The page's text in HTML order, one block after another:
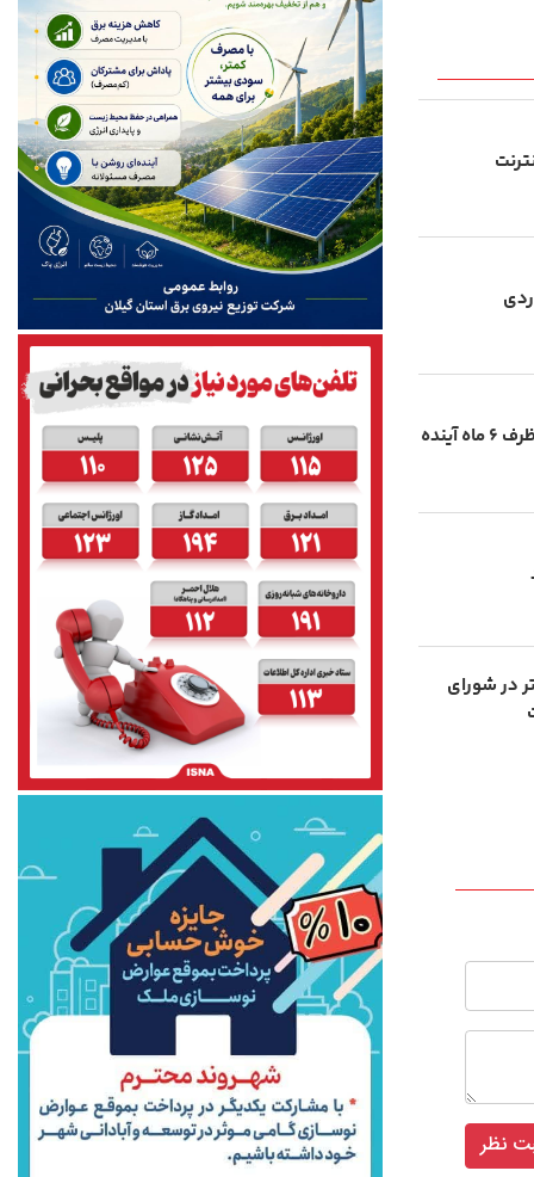
میلیاردی
رفع فیلترینگ تلگرام و اینستاگرام ظرف ۶ ماه آینده
در شورای